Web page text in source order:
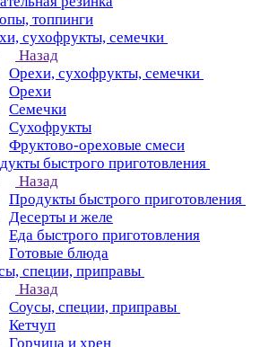
топпинги
сухофрукты, семечки
Назад
Орехи, сухофрукты, семечки
Орехи
Семечки
Сухофрукты
Фруктово-ореховые смеси
быстрого приготовления
Назад
Продукты быстрого приготовления
Десерты и желе
Еда быстрого приготовления
Готовые блюда
специи, приправы
Назад
Соусы, специи, приправы
Кетчуп
Горчица и хрен